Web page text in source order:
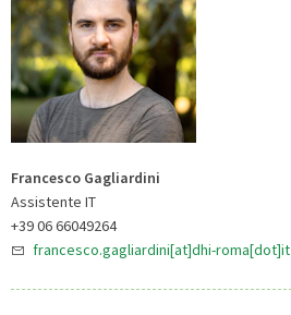
Francesco Gagliardini
Assistente IT
+39 06 66049264
francesco.gagliardini[at]dhi-roma[dot]it